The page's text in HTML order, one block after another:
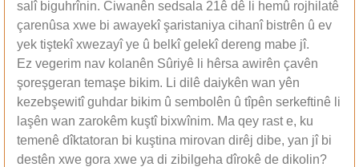
salî biguhrînin. Ciwanên sedsala 21ê dê li hemû rojhilatê
çarenûsa xwe bi awayekî şaristaniya cihanî bistrên û ev
yek tiştekî xwezayî ye û belkî gelekî dereng mabe jî.
Ez vegerim nav kolanên Sûriyê li hêrsa awirên çavên
şoreşgeran temaşe bikim. Li dilê daiykên wan yên
kezebşewitî guhdar bikim û sembolên û tîpên serkeftinê li
laşên wan zarokêm kuştî bixwînim. Ma qey rast e, ku
temenê dîktatoran bi kuştina mirovan dirêj dibe, yan jî bi
destên xwe gora xwe ya di zibilgeha dîrokê de dikolin?